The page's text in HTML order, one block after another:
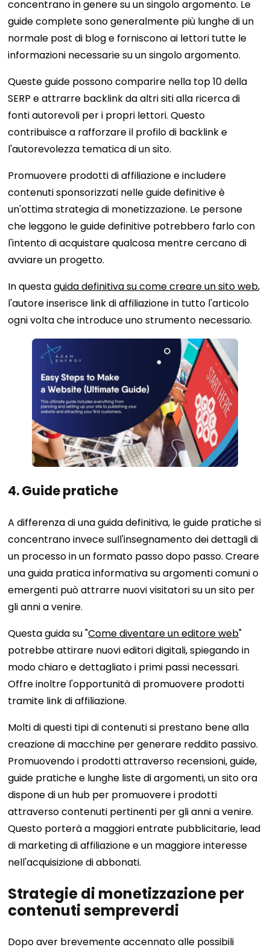
concentrano in genere su un singolo argomento. Le
guide complete sono generalmente più lunghe di un
normale post di blog e forniscono ai lettori tutte le
informazioni necessarie su un singolo argomento.
Queste guide possono comparire nella top 10 della
SERP e attrarre backlink da altri siti alla ricerca di
fonti autorevoli per i propri lettori. Questo
contribuisce a rafforzare il profilo di backlink e
l'autorevolezza tematica di un sito.
Promuovere prodotti di affiliazione e includere
contenuti sponsorizzati nelle guide definitive è
un'ottima strategia di monetizzazione. Le persone
che leggono le guide definitive potrebbero farlo con
l'intento di acquistare qualcosa mentre cercano di
avviare un progetto.
In questaguida definitiva su come creare un sito web,
l'autore inserisce link di affiliazione in tutto l'articolo
ogni volta che introduce uno strumento necessario.
4. Guide pratiche
A differenza di una guida definitiva, le guide pratiche si
concentrano invece sull'insegnamento dei dettagli di
un processo in un formato passo dopo passo. Creare
una guida pratica informativa su argomenti comuni o
emergenti può attrarre nuovi visitatori su un sito per
gli anni a venire.
Questa guida su "Come diventare un editore web"
potrebbe attirare nuovi editori digitali, spiegando in
modo chiaro e dettagliato i primi passi necessari.
Offre inoltre l'opportunità di promuovere prodotti
tramite link di affiliazione.
Molti di questi tipi di contenuti si prestano bene alla
creazione di macchine per generare reddito passivo.
Promuovendo i prodotti attraverso recensioni, guide,
guide pratiche e lunghe liste di argomenti, un sito ora
dispone di un hub per promuovere i prodotti
attraverso contenuti pertinenti per gli anni a venire.
Questo porterà a maggiori entrate pubblicitarie, lead
di marketing di affiliazione e un maggiore interesse
nell'acquisizione di abbonati.
Strategie di monetizzazione per
contenuti sempreverdi
Dopo aver brevemente accennato alle possibili